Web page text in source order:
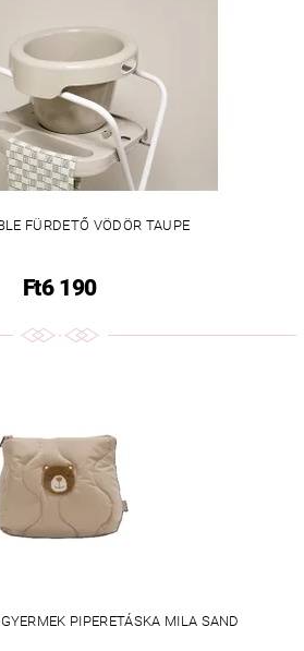
FÜRDETŐ VÖDÖR TAUPE
Ft6 190
PIPERETÁSKA MILA SAND